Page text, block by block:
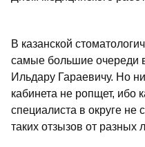
В казанской
самые большие очереди
Ильдару Гараевичу. Но
кабинета не ропщет, ибо
специалиста в округе не
таких отзызов от разных